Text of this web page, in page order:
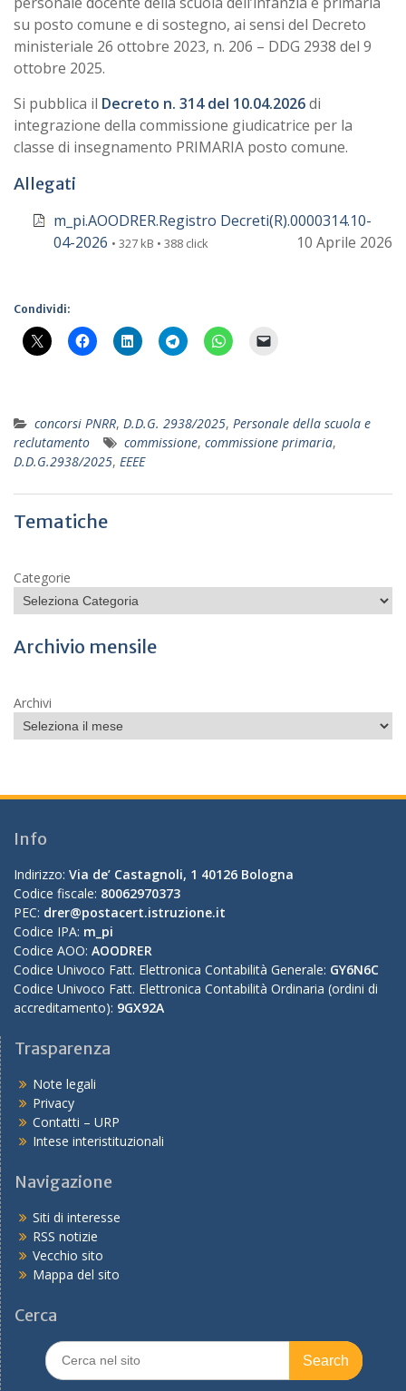
su posto comune e di sostegno, ai sensi del Decreto
ministeriale 26 ottobre 2023, n. 206 – DDG 2938 del 9
ottobre 2025.
Si pubblica il Decreto n. 314 del 10.04.2026di
integrazione della commissione giudicatrice per la
classe di insegnamento PRIMARIA posto comune.
Allegati
m_pi.AOODRER.Registro Decreti(R).0000314.10-
04-2026 • 327 kB • 388 click 10 Aprile 2026
Condividi:
concorsi PNRR, D.D.G. 2938/2025, Personale della scuola e
reclutamento
commissione, commissione primaria,
D.D.G.2938/2025, EEEE
Tematiche
Categorie
Archivio mensile
Archivi
Info
Indirizzo: Via de’ Castagnoli, 1 40126 Bologna
Codice fiscale: 80062970373
PEC: drer@postacert.istruzione.it
Codice IPA: m_pi
Codice AOO: AOODRER
Codice Univoco Fatt. Elettronica Contabilità Generale: GY6N6C
Codice Univoco Fatt. Elettronica Contabilità Ordinaria (ordini di
accreditamento): 9GX92A
Trasparenza
Note legali
Privacy
Contatti – URP
Intese interistituzionali
Navigazione
Siti di interesse
RSS notizie
Vecchio sito
Mappa del sito
Cerca
Search
for: